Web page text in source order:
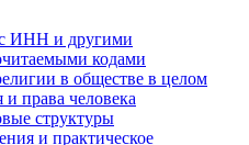
ИНН и другими
кодами
в обществе в целом
и права человека
структуры
и практическое